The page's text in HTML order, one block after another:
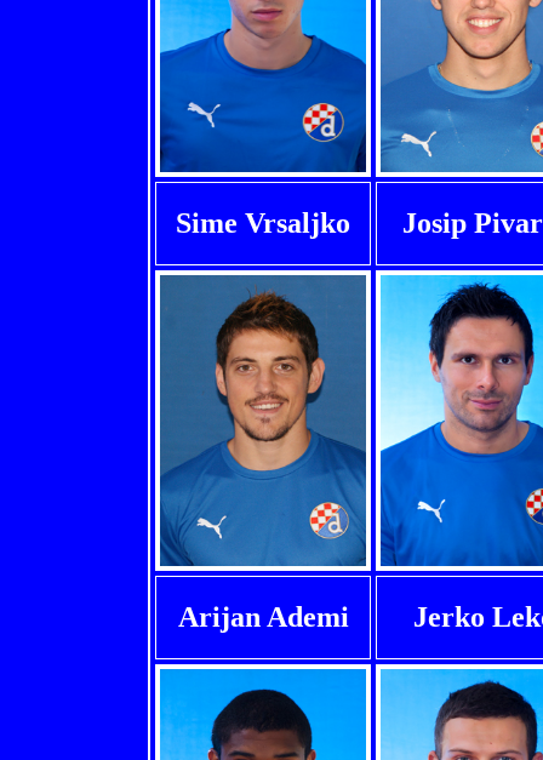
Sime Vrsaljko Josip
Arijan Ademi Jerko